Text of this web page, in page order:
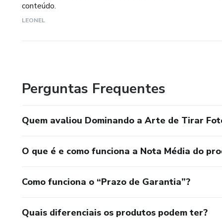
conteúdo.
LEONEL
Perguntas Frequentes
Quem avaliou Dominando a Arte de Tirar
O que é e como funciona a Nota Média do
Como funciona o “Prazo de Garantia”?
Quais diferenciais os produtos podem ter?